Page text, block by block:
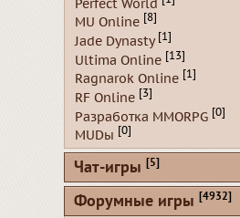
Perfect World
MU Online [8]
Jade Dynasty [1]
Ultima Online [13]
Ragnarok Online [1]
RF Online [3]
Разработка MMORPG [0]
MUDы [0]
Чат-игры [5]
Форумные игры [4932]